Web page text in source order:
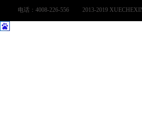
电话：4008-226-556 2013-2019